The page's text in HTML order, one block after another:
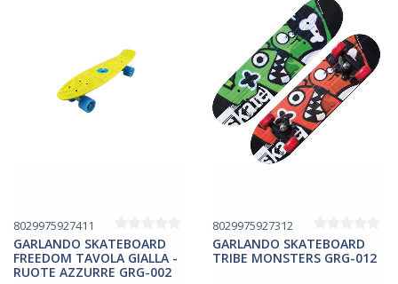
8029975927411
GARLANDO SKATEBOARD
FREEDOM TAVOLA GIALLA -
RUOTE AZZURRE GRG-002
8029975927312
GARLANDO SKATEBOARD
TRIBE MONSTERS GRG-012